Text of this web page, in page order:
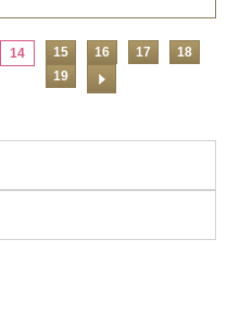
14 15 16 17
18
19